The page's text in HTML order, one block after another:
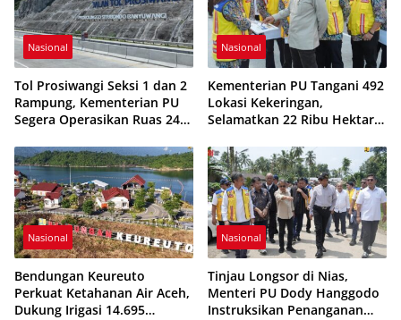
Nasional
Tol Prosiwangi Seksi 1 dan 2
Rampung, Kementerian PU
Segera Operasikan Ruas 24
Nasional
Kementerian PU Tangani 492
Lokasi Kekeringan,
Selamatkan 22 Ribu Hektare
Nasional
Bendungan Keureuto
Perkuat Ketahanan Air Aceh,
Dukung Irigasi 14.695
Nasional
Tinjau Longsor di Nias,
Menteri PU Dody Hanggodo
Instruksikan Penanganan